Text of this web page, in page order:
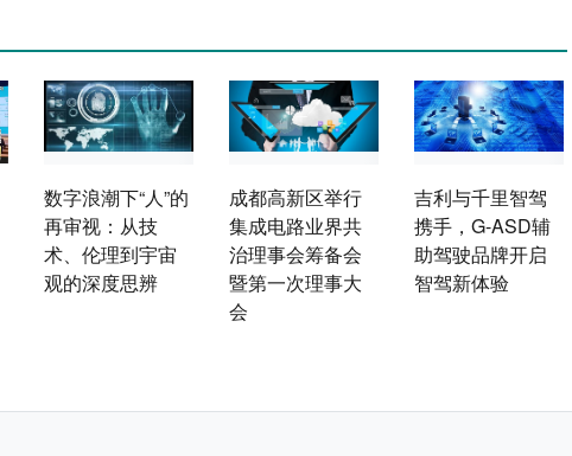
数字浪潮下“人”的
再审视：从技
术、伦理到宇宙
观的深度思辨
成都高新区举行
集成电路业界共
治理事会筹备会
暨第一次理事大
会
吉利与千里智驾
携手，G-ASD辅
助驾驶品牌开启
智驾新体验